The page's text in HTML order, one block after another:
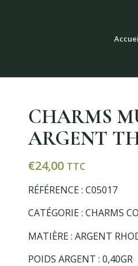
CHARMS
ARGENT
€24,00 TTC
RÉFÉRENCE : C05017
CATÉGORIE : CHARMS
MATIÈRE : ARGENT
POIDS ARGENT : 0,40GR